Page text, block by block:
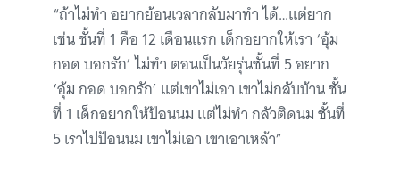
“ถ้าไม่ทำ อยากย้อนเวลากลับมาทำ ได้…แต่ยาก
เช่น ชั้นที่ 1 คือ 12 เดือนแรก เด็กอยากให้เรา ‘อุ้ม
กอด บอกรัก’ ไม่ทำ ตอนเป็นวัยรุ่นชั้นที่ 5 อยาก
‘อุ้ม กอด บอกรัก’ แต่เขาไม่เอา เขาไม่กลับบ้าน ชั้น
ที่ 1 เด็กอยากให้ป้อนนม แต่ไม่ทำ กลัวติดนม ชั้นที่
5 เราไปป้อนนม เขาไม่เอา เขาเอาเหล้า”